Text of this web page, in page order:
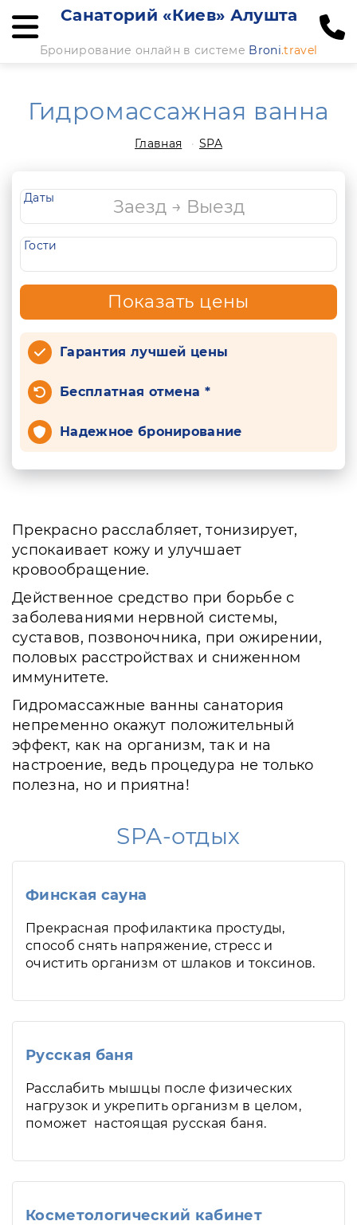
Санаторий «Киев» Алушта
Бронирование онлайн в системе Broni.travel
Гидромассажная ванна
Главная SPA
Даты
Гости
Показать цены
Гарантия лучшей цены
Бесплатная отмена *
Надежное бронирование
Прекрасно расслабляет, тонизирует,
успокаивает кожу и улучшает
кровообращение.
Действенное средство при борьбе с
заболеваниями нервной системы,
суставов, позвоночника, при ожирении,
половых расстройствах и сниженном
иммунитете.
Гидромассажные ванны санатория
непременно окажут положительный
эффект, как на организм, так и на
настроение, ведь процедура не только
полезна, но и приятна!
SPA-отдых
Финская сауна
Прекрасная профилактика простуды,
способ снять напряжение, стресс и
очистить организм от шлаков и токсинов.
Русская баня
Расслабить мышцы после физических
нагрузок и укрепить организм в целом,
поможет настоящая русская баня.
Косметологический кабинет